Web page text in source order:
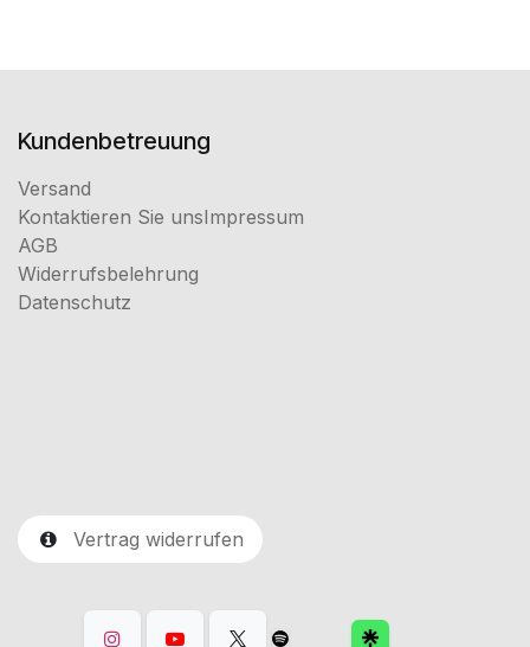
Kundenbetreuung
Versand
Kontaktieren Sie unsImpressum
AGB
Widerrufsbelehrung
Datenschutz
Vertrag widerrufen